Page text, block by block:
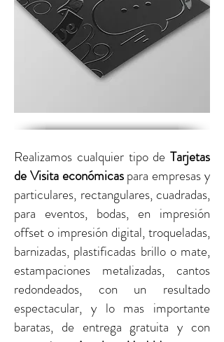
Realizamos cualquier tipo de Tarjetas
de Visita económicaspara empresas y
particulares, rectangulares, cuadradas,
para eventos, bodas, en impresión
offset o impresión digital,troqueladas,
barnizadas, plastificadas brillo o mate,
estampaciones metalizadas, cantos
redondeados, con un resultado
espectacular, y lo mas importante
baratas, de entrega gratuita y con